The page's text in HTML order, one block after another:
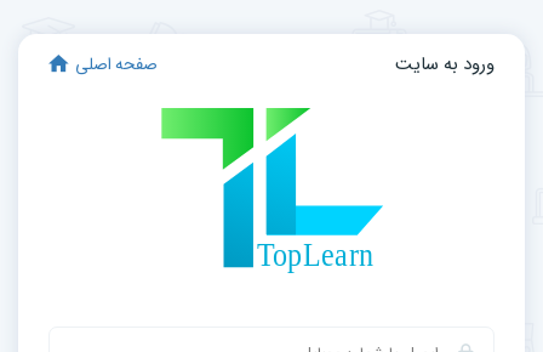
ورود به سایت صفحه اصلی